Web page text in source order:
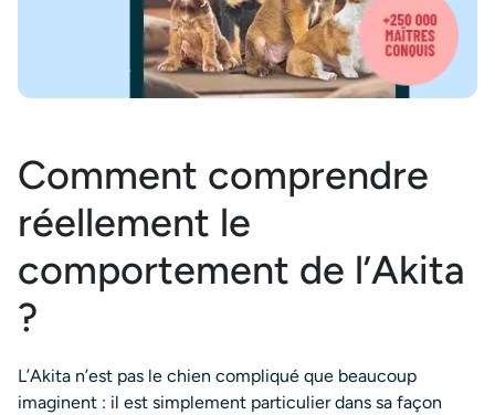
Comment comprendre
réellement le
comportement de l’Akita
?
L’Akita n’est pas le chien compliqué que beaucoup
imaginent : il est simplement particulier dans sa façon